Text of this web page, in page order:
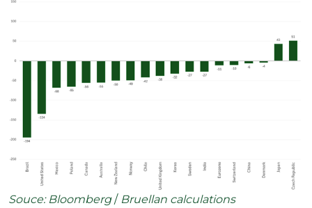
Souce: Bloomberg/Bruellan calculations